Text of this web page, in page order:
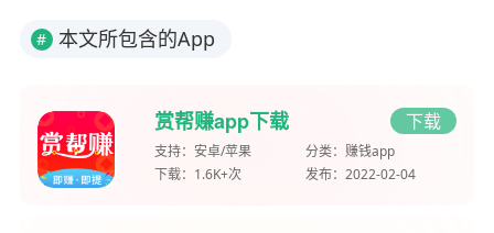
# 本文所包含的App
赏帮赚app下载 下载
支持： 安卓/苹果 分类： 赚钱app
下载： 1.6K+次 发布： 2022-02-04